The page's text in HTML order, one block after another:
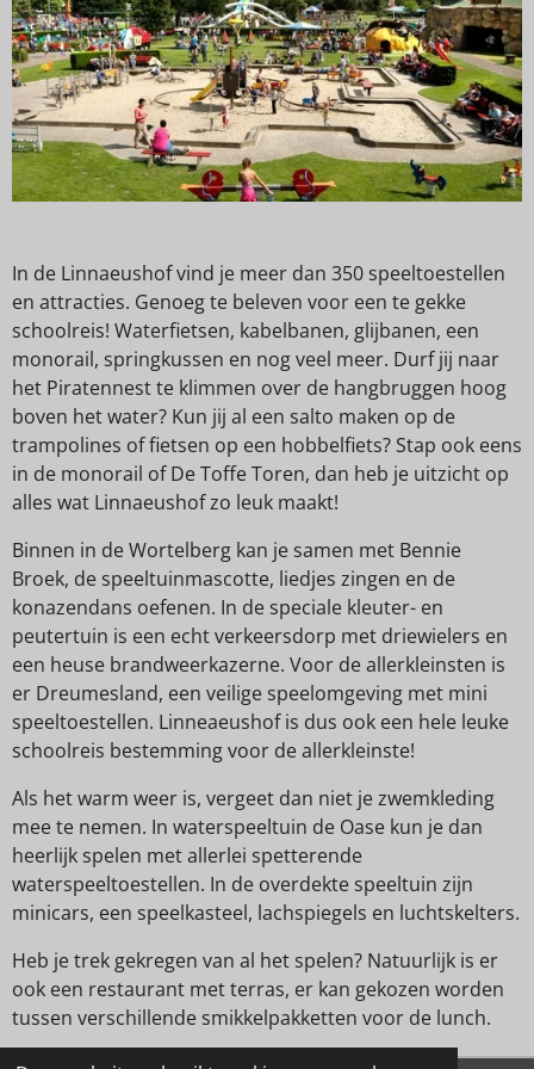
In de Linnaeushof vind je meer dan 350 speeltoestellen
en attracties. Genoeg te beleven voor een te gekke
schoolreis! Waterfietsen, kabelbanen, glijbanen, een
monorail, springkussen en nog veel meer. Durf jij naar
het Piratennest te klimmen over de hangbruggen hoog
boven het water? Kun jij al een salto maken op de
trampolines of fietsen op een hobbelfiets? Stap ook eens
in de monorail of De Toffe Toren, dan heb je uitzicht op
alles wat Linnaeushof zo leuk maakt!
Binnen in de Wortelberg kan je samen met Bennie
Broek, de speeltuinmascotte, liedjes zingen en de
konazendans oefenen. In de speciale kleuter- en
peutertuin is een echt verkeersdorp met driewielers en
een heuse brandweerkazerne. Voor de allerkleinsten is
er Dreumesland, een veilige speelomgeving met mini
speeltoestellen. Linneaeushof is dus ook een hele leuke
schoolreis bestemming voor de allerkleinste!
Als het warm weer is, vergeet dan niet je zwemkleding
mee te nemen. In waterspeeltuin de Oase kun je dan
heerlijk spelen met allerlei spetterende
waterspeeltoestellen. In de overdekte speeltuin zijn
minicars, een speelkasteel, lachspiegels en luchtskelters.
Heb je trek gekregen van al het spelen? Natuurlijk is er
ook een restaurant met terras, er kan gekozen worden
tussen verschillende smikkelpakketten voor de lunch.